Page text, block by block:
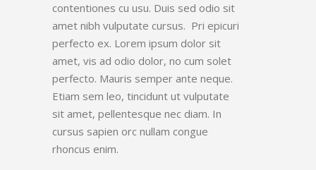
contentiones cu usu. Duis sed odio sit
amet nibh vulputate cursus. Pri epicuri
perfecto ex. Lorem ipsum dolor sit
amet, vis ad odio dolor, no cum solet
perfecto. Mauris semper ante neque.
Etiam sem leo, tincidunt ut vulputate
sit amet, pellentesque nec diam. In
cursus sapien orc nullam congue
rhoncus enim.